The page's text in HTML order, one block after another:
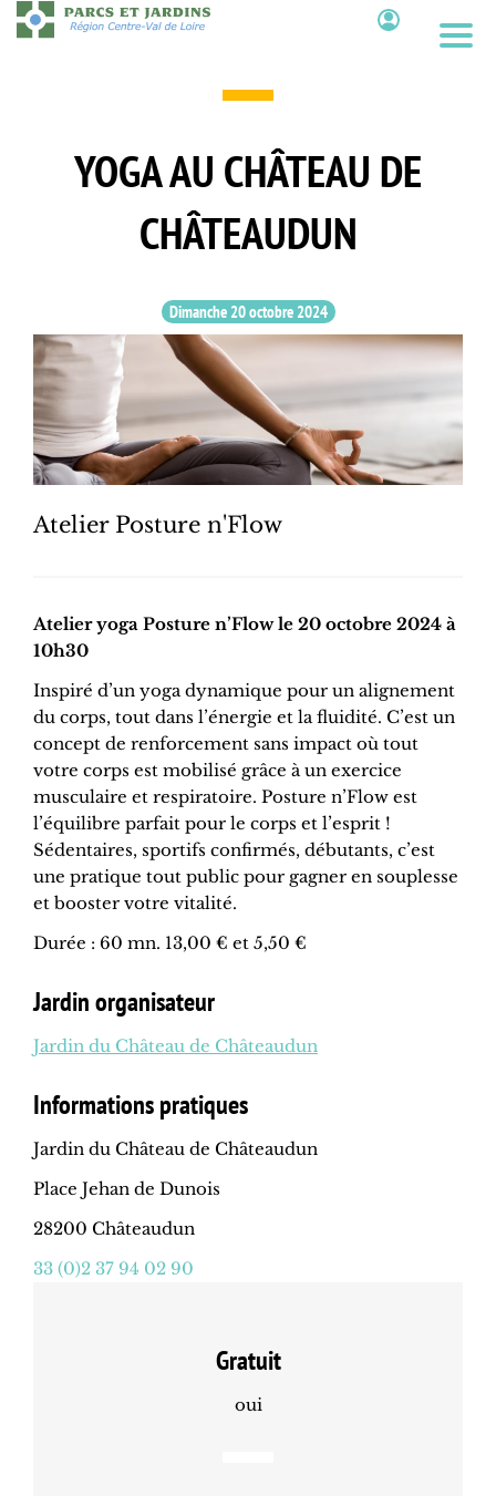
Aller
au
YOGA AU CHÂTEAU DE
CHÂTEAUDUN
Dimanche 20 octobre 2024
Atelier Posture n'Flow
Atelier yoga Posture n’Flow le 20 octobre 2024 à
10h30
Inspiré d’un yoga dynamique pour un alignement
du corps, tout dans l’énergie et la fluidité. C’est un
concept de renforcement sans impact où tout
votre corps est mobilisé grâce à un exercice
musculaire et respiratoire. Posture n’Flow est
l’équilibre parfait pour le corps et l’esprit !
Sédentaires, sportifs confirmés, débutants, c’est
une pratique tout public pour gagner en souplesse
et booster votre vitalité.
Durée : 60 mn. 13,00 € et 5,50 €
Jardin organisateur
Jardin du Château de Châteaudun
Informations pratiques
Jardin du Château de Châteaudun
Place Jehan de Dunois
28200 Châteaudun
33 (0)2 37 94 02 90
Gratuit
oui